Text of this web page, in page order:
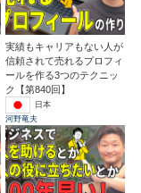
実績もキャリアもない人が
信頼されて売れるプロフィ
ールを作る3つのテクニッ
ク【第840回】
日本
河野竜夫